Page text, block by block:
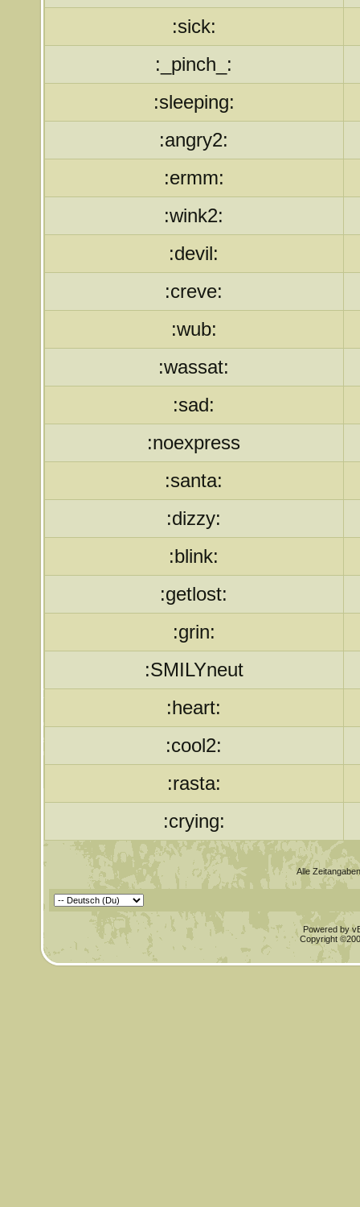
:sick:
:_pinch_:
:sleeping:
:angry2:
:ermm:
:wink2:
:devil:
:creve:
:wub:
:wassat:
:sad:
:noexpress
:santa:
:dizzy:
:blink:
:getlost:
:grin:
:SMILYneut
:heart:
:cool2:
:rasta:
:crying:
Alle
Powered by
Copyright